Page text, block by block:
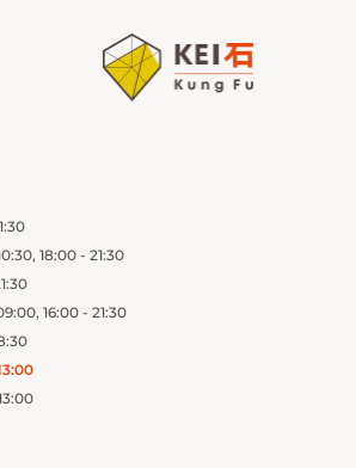
18:00 - 21:30
16:00 - 21:30